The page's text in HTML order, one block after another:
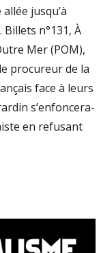
jusqu’à
Billets n°131, À
Mer (POM),
procureur de la
face à leurs
s’enfoncera-
en refusant